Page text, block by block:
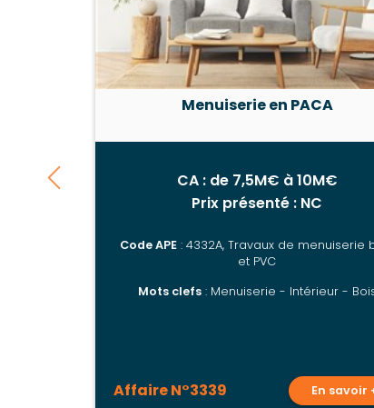
Menuiserie en PACA
CA : de 7,5M€ à 10M€
Prix présenté : NC
Code APE : 4332A, Travaux de menuiserie
et PVC
Mots clefs: Menuiserie - Intérieur -
Affaire N°3339 En savoir